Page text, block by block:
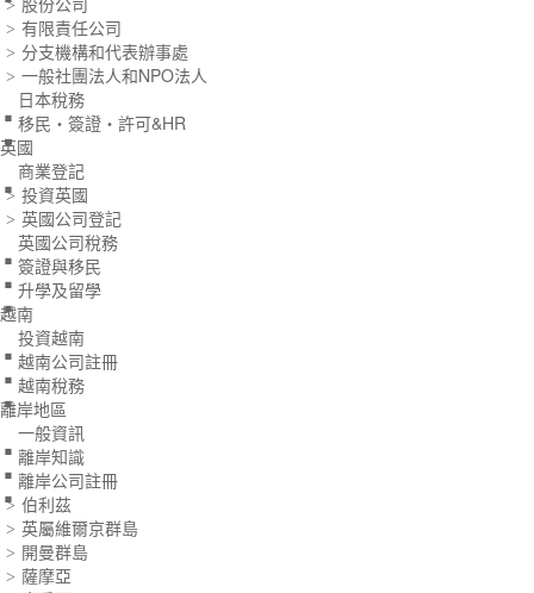
>
> 有限責任公司
> 分支機構和代表辦事處
> 一般社團法人和NPO法人
. 日本稅務
.移民・簽證・許可&HR
英國
.商業登記
> 投資英國
> 英國公司登記
.英國公司稅務
. 簽證與移民
.升學及留學
越南
.投資越南
. 越南公司註冊
.越南稅務
離岸地區
.一般資訊
. 離岸知識
. 離岸公司註冊
> 伯利茲
> 英屬維爾京群島
> 開曼群島
> 薩摩亞